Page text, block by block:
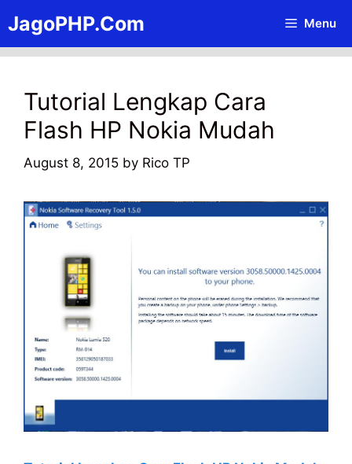
to
content
JagoPHP.Com Menu
Tutorial Lengkap Cara
Flash HP Nokia Mudah
August 8, 2015 by Rico TP